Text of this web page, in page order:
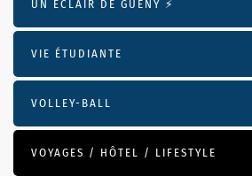
UN ÉCLAIR DE GUENY ⚡️
VIE ÉTUDIANTE
VOLLEY-BALL
VOYAGES / HÔTEL / LIFESTYLE